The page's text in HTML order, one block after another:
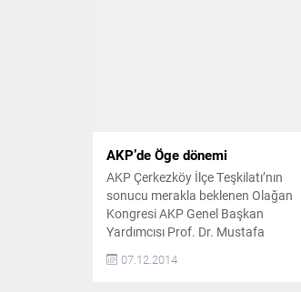
AKP’de Öge dönemi
AKP Çerkezköy İlçe Teşkilatı’nın
sonucu merakla beklenen Olağan
Kongresi AKP Genel Başkan
Yardımcısı Prof. Dr. Mustafa
Şentop’un da katılımıyla Pazar günü
gerçekleştirildi. Son ana kadar iki
07.12.2014